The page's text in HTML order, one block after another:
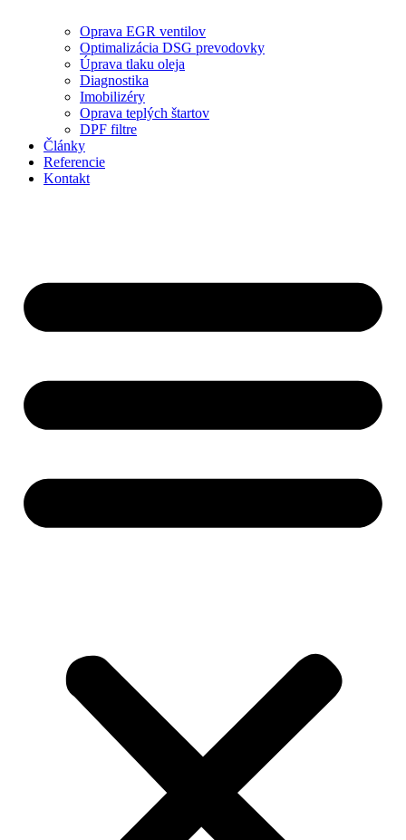
Oprava EGR ventilov
Optimalizácia DSG prevodovky
Úprava tlaku oleja
Diagnostika
Imobilizéry
Oprava teplých štartov
DPF filtre
Články
Referencie
Kontakt